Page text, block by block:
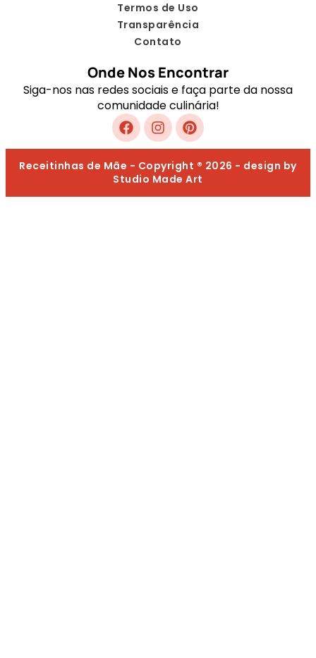
Termos de Uso
Transparência
Contato
Onde Nos Encontrar
Siga-nos nas redes sociais e faça parte da nossa
comunidade culinária!
Receitinhas de Mãe - Copyright ® 2026 - design by
Studio Made Art